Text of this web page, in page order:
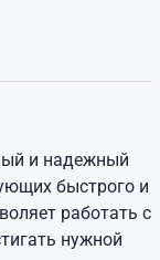
и надежный
быстрого и
работать с
нужной